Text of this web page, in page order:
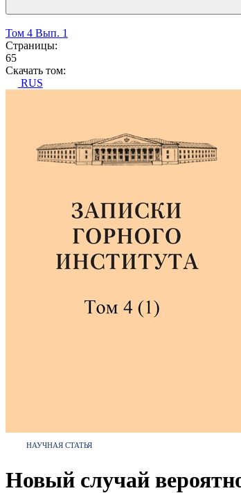
Том 4 Вып. 1
Страницы:
65
Скачать том:
RUS
НАУЧНАЯ СТАТЬЯ
Новый случай